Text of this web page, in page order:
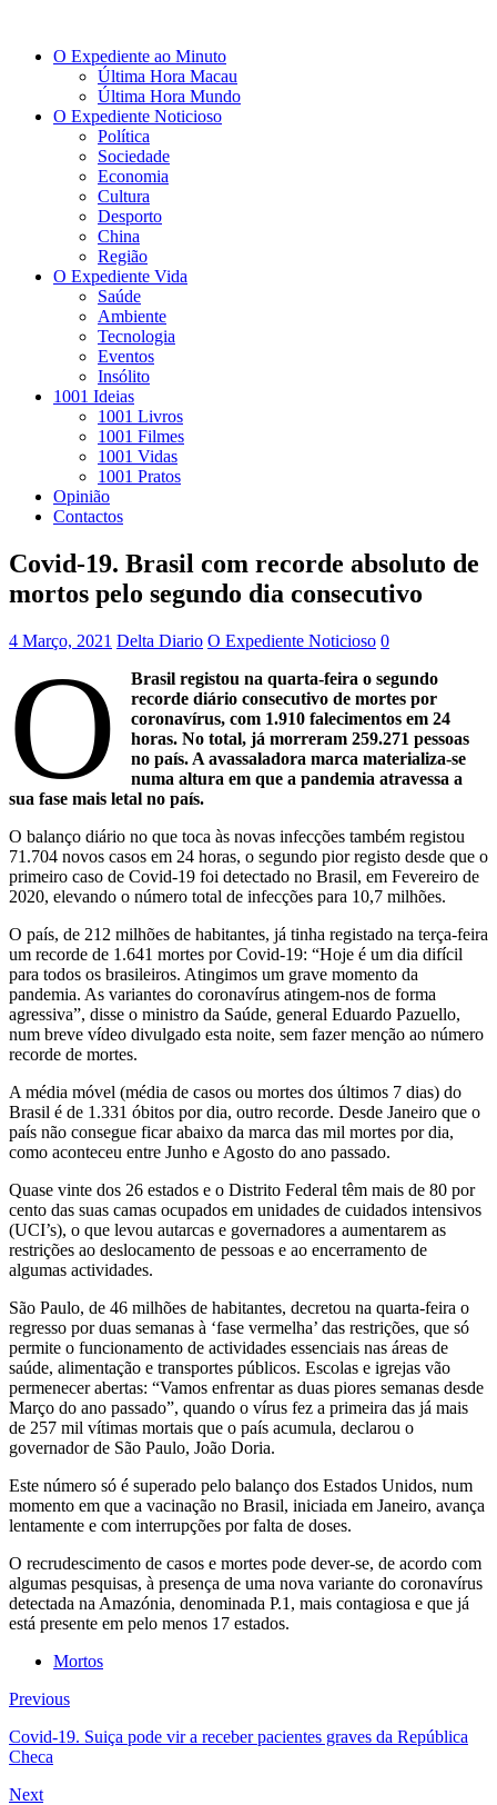
O Expediente ao Minuto
Última Hora Macau
Última Hora Mundo
O Expediente Noticioso
Política
Sociedade
Economia
Cultura
Desporto
China
Região
O Expediente Vida
Saúde
Ambiente
Tecnologia
Eventos
Insólito
1001 Ideias
1001 Livros
1001 Filmes
1001 Vidas
1001 Pratos
Opinião
Contactos
Covid-19. Brasil com recorde absoluto de
mortos pelo segundo dia consecutivo
4 Março, 2021 Delta Diario O Expediente Noticioso 0
O
Brasil registou na quarta-feira o segundo
recorde diário consecutivo de mortes por
coronavírus, com 1.910 falecimentos em 24
horas. No total, já morreram 259.271 pessoas
no país. A avassaladora marca materializa-se
numa altura em que a pandemia atravessa a
sua fase mais letal no país.
O balanço diário no que toca às novas infecções também registou
71.704 novos casos em 24 horas, o segundo pior registo desde que o
primeiro caso de Covid-19 foi detectado no Brasil, em Fevereiro de
2020, elevando o número total de infecções para 10,7 milhões.
O país, de 212 milhões de habitantes, já tinha registado na terça-feira
um recorde de 1.641 mortes por Covid-19: “Hoje é um dia difícil
para todos os brasileiros. Atingimos um grave momento da
pandemia. As variantes do coronavírus atingem-nos de forma
agressiva”, disse o ministro da Saúde, general Eduardo Pazuello,
num breve vídeo divulgado esta noite, sem fazer menção ao número
recorde de mortes.
A média móvel (média de casos ou mortes dos últimos 7 dias) do
Brasil é de 1.331 óbitos por dia, outro recorde. Desde Janeiro que o
país não consegue ficar abaixo da marca das mil mortes por dia,
como aconteceu entre Junho e Agosto do ano passado.
Quase vinte dos 26 estados e o Distrito Federal têm mais de 80 por
cento das suas camas ocupados em unidades de cuidados intensivos
(UCI’s), o que levou autarcas e governadores a aumentarem as
restrições ao deslocamento de pessoas e ao encerramento de
algumas actividades.
São Paulo, de 46 milhões de habitantes, decretou na quarta-feira o
regresso por duas semanas à ‘fase vermelha’ das restrições, que só
permite o funcionamento de actividades essenciais nas áreas de
saúde, alimentação e transportes públicos. Escolas e igrejas vão
permenecer abertas: “Vamos enfrentar as duas piores semanas desde
Março do ano passado”, quando o vírus fez a primeira das já mais
de 257 mil vítimas mortais que o país acumula, declarou o
governador de São Paulo, João Doria.
Este número só é superado pelo balanço dos Estados Unidos, num
momento em que a vacinação no Brasil, iniciada em Janeiro, avança
lentamente e com interrupções por falta de doses.
O recrudescimento de casos e mortes pode dever-se, de acordo com
algumas pesquisas, à presença de uma nova variante do coronavírus
detectada na Amazónia, denominada P.1, mais contagiosa e que já
está presente em pelo menos 17 estados.
Mortos
Previous
Covid-19. Suiça pode vir a receber pacientes graves da República
Checa
Next